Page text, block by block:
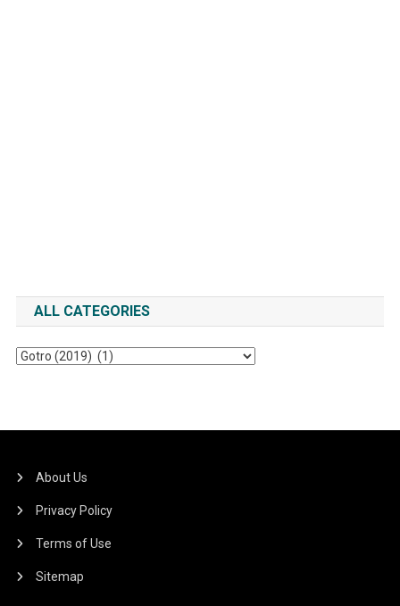
ALL CATEGORIES
All
About Us
Privacy Policy
Terms of Use
Sitemap